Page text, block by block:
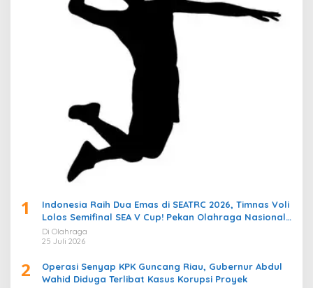
1
Indonesia Raih Dua Emas di SEATRC 2026, Timnas Voli
Lolos Semifinal SEA V Cup! Pekan Olahraga Nasional
Bergemuruh
Di Olahraga
25 Juli 2026
2
Operasi Senyap KPK Guncang Riau, Gubernur Abdul
Wahid Diduga Terlibat Kasus Korupsi Proyek